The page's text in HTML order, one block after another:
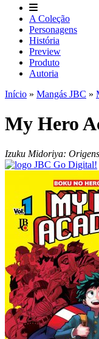
A Coleção
Personagens
História
Preview
Produto
Autoria
Início » Mangás JBC »
My Hero
Izuku Midoriya: Origens